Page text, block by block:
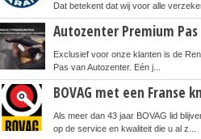
Dat betekent dat wij voor alle
Autozenter Premium Pas
Exclusief voor onze klanten is de
Pas van Autozenter. Eén j...
BOVAG met een Franse
Als meer dan 43 jaar BOVAG lid
op de service en kwaliteit die u al z...